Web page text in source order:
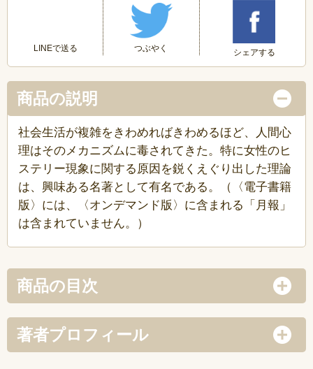
LINEで送る つぶやく シェアする
商品の説明
社会生活が複雑をきわめればきわめるほど、人間心
理はそのメカニズムに毒されてきた。特に女性のヒ
ステリー現象に関する原因を鋭くえぐり出した理論
は、興味ある名著として有名である。（〈電子書籍
版〉には、〈オンデマンド版〉に含まれる「月報」
は含まれていません。）
商品の目次
著者プロフィール